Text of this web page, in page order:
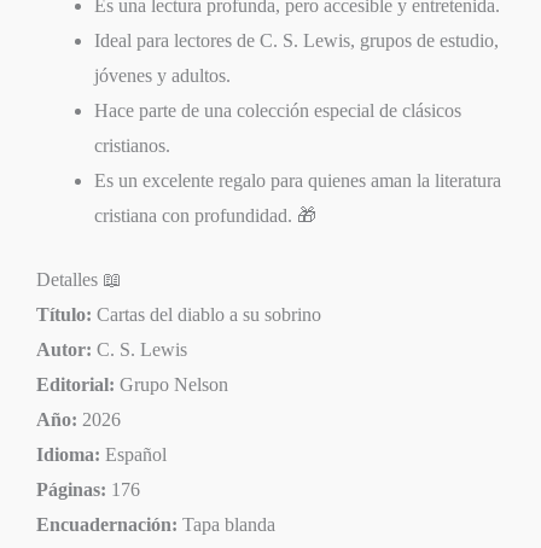
Es una lectura profunda, pero accesible y entretenida.
Ideal para lectores de C. S. Lewis, grupos de estudio,
jóvenes y adultos.
Hace parte de una colección especial de clásicos
cristianos.
Es un excelente regalo para quienes aman la literatura
cristiana con profundidad. 🎁
Detalles 📖
Título: Cartas del diablo a su sobrino
Autor: C. S. Lewis
Editorial: Grupo Nelson
Año: 2026
Idioma: Español
Páginas: 176
Encuadernación: Tapa blanda